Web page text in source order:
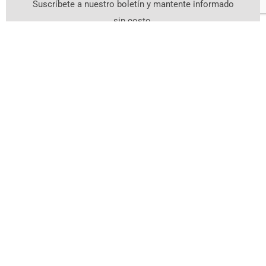
Suscríbete a nuestro boletín y mantente informado
sin costo.